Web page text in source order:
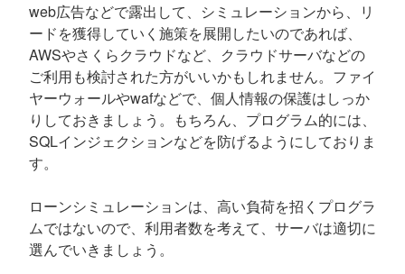
web広告などで露出して、シミュレーションから、リ
ードを獲得していく施策を展開したいのであれば、
AWSやさくらクラウドなど、クラウドサーバなどの
ご利用も検討された方がいいかもしれません。ファイ
ヤーウォールやwafなどで、個人情報の保護はしっか
りしておきましょう。もちろん、プログラム的には、
SQLインジェクションなどを防げるようにしておりま
す。
ローンシミュレーションは、高い負荷を招くプログラ
ムではないので、利用者数を考えて、サーバは適切に
選んでいきましょう。